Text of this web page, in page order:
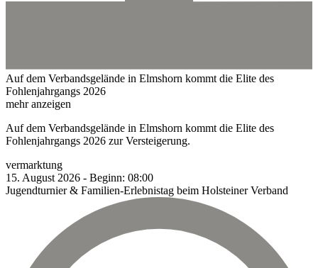
Auf dem Verbandsgelände in Elmshorn kommt die Elite des
Fohlenjahrgangs 2026
mehr anzeigen
Auf dem Verbandsgelände in Elmshorn kommt die Elite des
Fohlenjahrgangs 2026 zur Versteigerung.
vermarktung
15. August 2026 - Beginn: 08:00
Jugendturnier & Familien-Erlebnistag beim Holsteiner Verband